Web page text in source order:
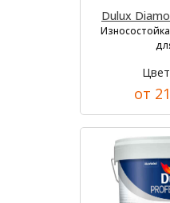
Dulux
от